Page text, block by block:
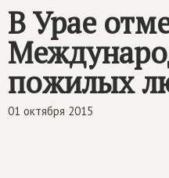
В Урае
пожилых
01 октября 2015